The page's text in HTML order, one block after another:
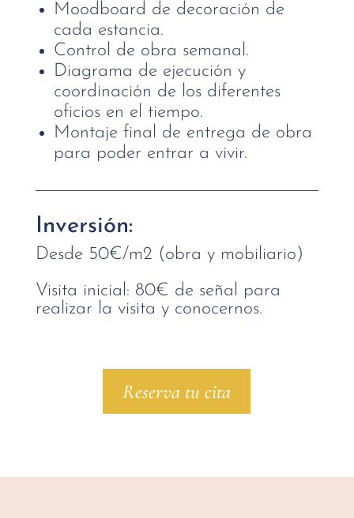
Moodboard de decoración de
cada estancia.
Control de obra semanal.
Diagrama de ejecución y
coordinación de los diferentes
oficios en el tiempo.
Montaje final de entrega de obra
para poder entrar a vivir.
Inversión:
Desde 50€/m2 (obra y mobiliario)
Visita inicial: 80€ de señal para
realizar la visita y conocernos.
Reserva tu cita